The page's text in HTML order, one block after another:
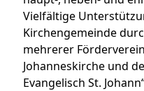
Vielfältige
Kirchengemeinde
mehrerer
Johanneskirche und
Evangelisch St.